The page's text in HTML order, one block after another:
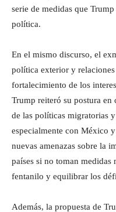
serie de medidas que
política.
En el mismo discurso, el
política exterior y
fortalecimiento de los
Trump reiteró su postura en
de las políticas migratorias
especialmente con México
nuevas amenazas sobre la
países si no toman medidas
fentanilo y equilibrar los
Además, la propuesta de